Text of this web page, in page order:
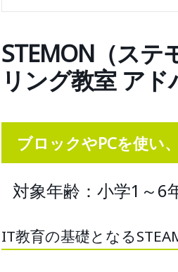
STEMON（ステ
リング教室 ア
ブロックやPCを使い
対象年齢：小学1～6
IT教育の基礎となる